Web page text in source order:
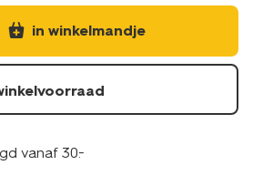
in winkelmandje
vanaf 30.-